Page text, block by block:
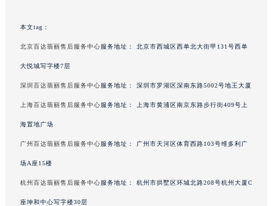
本文tag：
北京百达翡丽售后服务中心服务地址： 北京市西城区西单北大街甲131号西单
大悦城写字楼7层
深圳百达翡丽售后服务中心服务地址： 深圳市罗湖区深南东路5002号地王大厦
上海百达翡丽售后服务中心服务地址： 上海市黄浦区南京东路步行街409号上
海置地广场
广州百达翡丽售后服务中心服务地址： 广州市天河区体育西路103号维多利广
场A座15楼
杭州百达翡丽售后服务中心服务地址： 杭州市拱墅区环城北路208号杭州大厦C
座坤和中心写字楼30层